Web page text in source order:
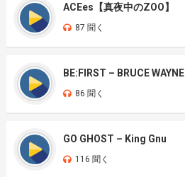
ACEes【真夜中のZOO】
87 聞く
BE:FIRST – BRUCE WAYNE
86 聞く
GO GHOST – King Gnu
116 聞く